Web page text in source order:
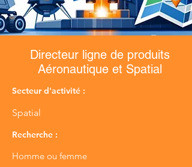
Directeur ligne de produits
Aéronautique et Spatial
Secteur d'activité :
Spatial
Recherche :
Homme ou femme